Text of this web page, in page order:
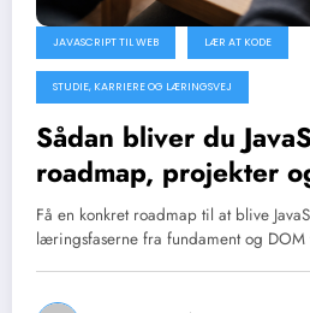
JAVASCRIPT TIL WEB LÆR AT KODE
STUDIE, KARRIERE OG LÆRINGSVEJ
Sådan bliver du
roadmap, projekter
Få en konkret roadmap til at blive
læringsfaserne fra fundament og